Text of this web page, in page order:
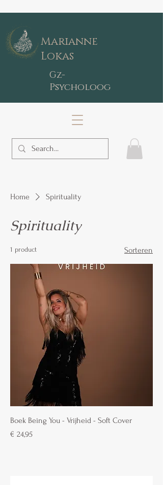
Marianne
Lokas
Gz-
Psycholoog
Home Spirituality
Spirituality
1 product Sorteren
Boek Being You - Vrijheid - Soft Cover
Prijs
€ 24,95